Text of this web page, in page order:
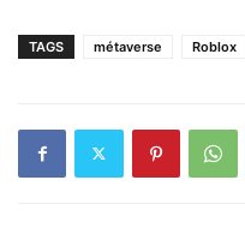
TAGS métaverse Roblox